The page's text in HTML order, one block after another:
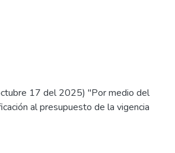
17 del 2025) "Por medio del
al presupuesto de la vigencia